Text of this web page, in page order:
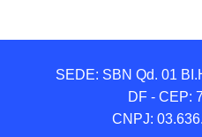
SEDE: SBN Qd. 01
DF - CEP:
CNPJ: